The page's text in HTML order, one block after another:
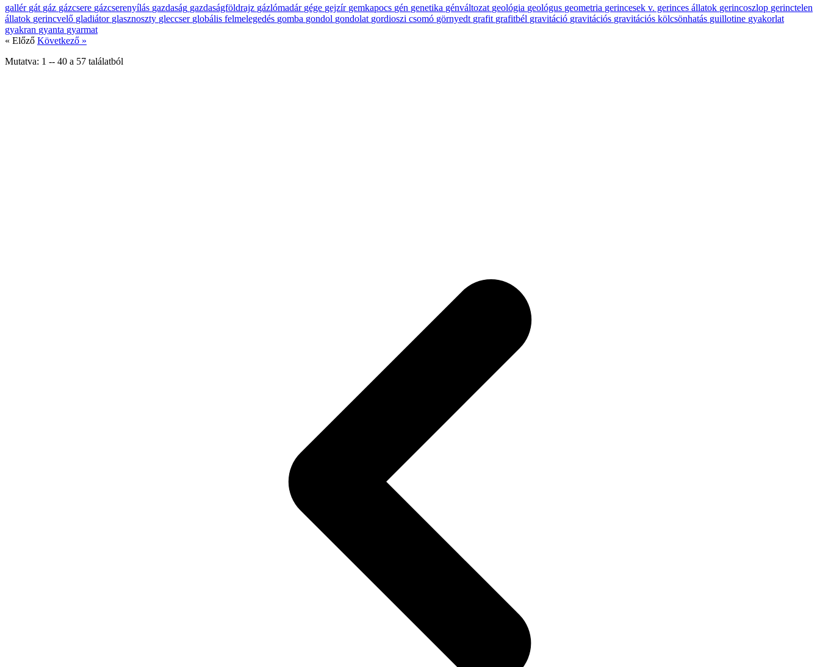
gallér gát gáz gázcsere gázcserenyílás gazdaság gazdaságföldrajz gázlómadár gége gejzír gemkapocs gén genetika génváltozat geológia geológus geometria gerincesek v. gerinces állatok gerincoszlop gerinctelen
állatok gerincvelő gladiátor glasznoszty gleccser globális felmelegedés gomba gondol gondolat gordioszi csomó görnyedt grafit grafitbél gravitáció gravitációs gravitációs kölcsönhatás guillotine gyakorlat
gyakran gyanta gyarmat
« Előző Következő »
Mutatva: 1 -- 40 a 57 találatból